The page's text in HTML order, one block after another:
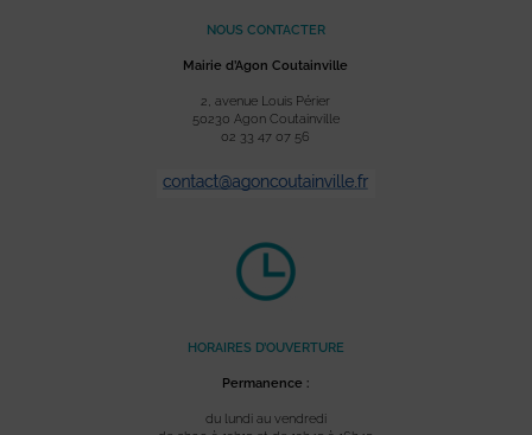
NOUS CONTACTER
Mairie d’Agon Coutainville
2, avenue Louis Périer
50230 Agon Coutainville
02 33 47 07 56
HORAIRES D’OUVERTURE
Permanence :
du lundi au vendredi